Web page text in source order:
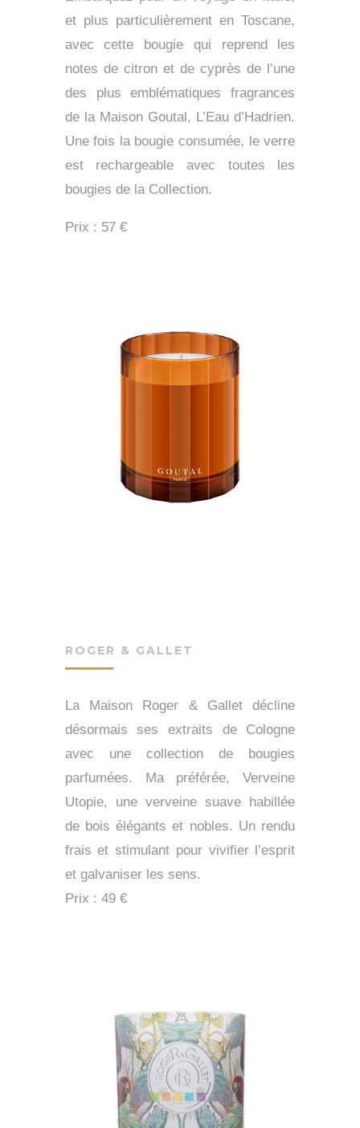
et plus particulièrement en Toscane,
avec cette bougie qui reprend les
notes de citron et de cyprès de l’une
des plus emblématiques fragrances
de la Maison Goutal, L’Eau d’Hadrien.
Une fois la bougie consumée, le verre
est rechargeable avec toutes les
bougies de la Collection.
Prix : 57 €
ROGER & GALLET
La Maison Roger & Gallet décline
désormais ses extraits de Cologne
avec une collection de bougies
parfumées. Ma préférée, Verveine
Utopie, une verveine suave habillée
de bois élégants et nobles. Un rendu
frais et stimulant pour vivifier l’esprit
et galvaniser les sens.
Prix : 49 €